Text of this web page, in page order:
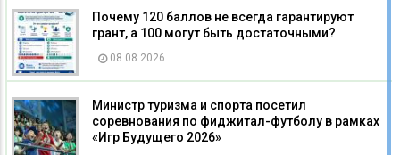
Почему 120 баллов не всегда гарантируют
грант, а 100 могут быть достаточными?
08 08 2026
Министр туризма и спорта посетил
соревнования по фиджитал-футболу в рамках
«Игр Будущего 2026»